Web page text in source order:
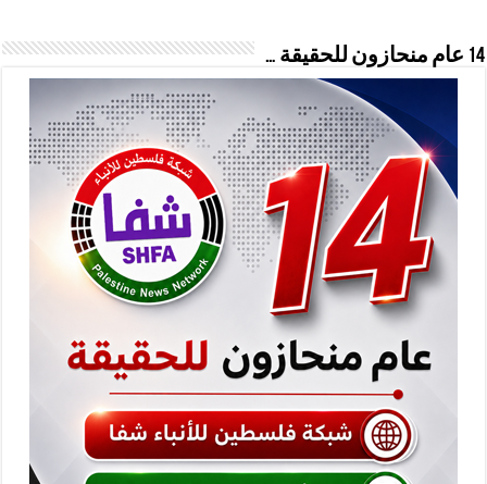
14 عام منحازون للحقيقة …